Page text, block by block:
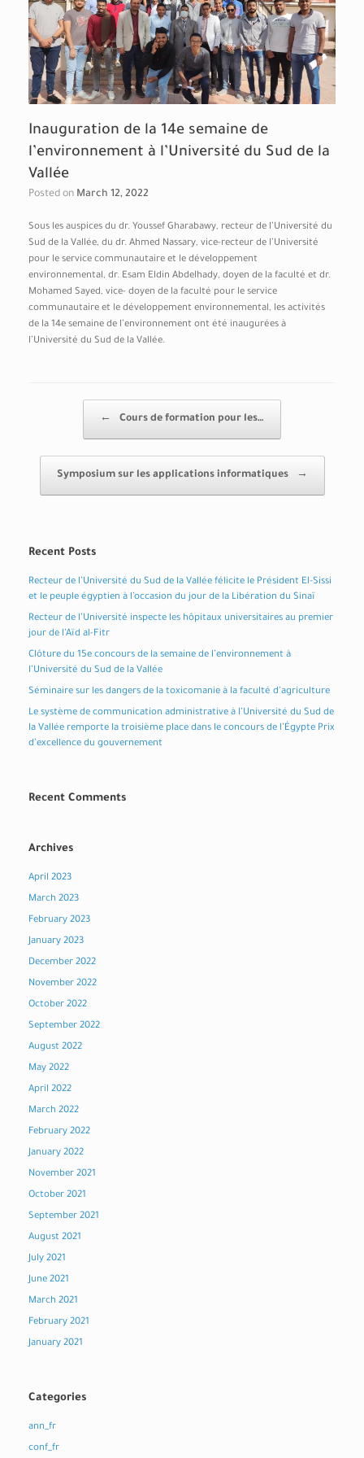
Inauguration de la 14e semaine de
l’environnement à l’Université du Sud de la
Vallée
Posted on March 12, 2022
Sous les auspices du dr. Youssef Gharabawy, recteur de l’Université du
Sud de la Vallée, du dr. Ahmed Nassary, vice-recteur de l’Université
pour le service communautaire et le développement
environnemental, dr. Esam Eldin Abdelhady, doyen de la faculté et dr.
Mohamed Sayed, vice- doyen de la faculté pour le service
communautaire et le développement environnemental, les activités
de la 14e semaine de l’environnement ont été inaugurées à
l’Université du Sud de la Vallée.
← Cours de formation pour les…
Symposium sur les applications informatiques →
Recent Posts
Recteur de l’Université du Sud de la Vallée félicite le Président El-Sissi
et le peuple égyptien à l’occasion du jour de la Libération du Sinaï
Recteur de l’Université inspecte les hôpitaux universitaires au premier
jour de l’Aïd al-Fitr
Clôture du 15e concours de la semaine de l’environnement à
l’Université du Sud de la Vallée
Séminaire sur les dangers de la toxicomanie à la faculté d’agriculture
Le système de communication administrative à l’Université du Sud de
la Vallée remporte la troisième place dans le concours de l’Égypte Prix
d’excellence du gouvernement
Recent Comments
Archives
April 2023
March 2023
February 2023
January 2023
December 2022
November 2022
October 2022
September 2022
August 2022
May 2022
April 2022
March 2022
February 2022
January 2022
November 2021
October 2021
September 2021
August 2021
July 2021
June 2021
March 2021
February 2021
January 2021
Categories
ann_fr
conf_fr